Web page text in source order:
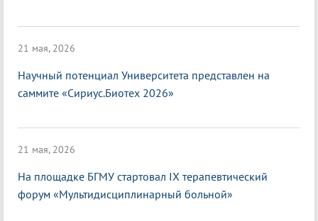
21 мая, 2026
Научный потенциал Университета представлен на
саммите «Сириус.Биотех 2026»
21 мая, 2026
На площадке БГМУ стартовал IX терапевтический
форум «Мультидисциплинарный больной»